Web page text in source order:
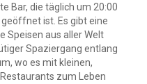
Bar, die täglich um 20:00
ist. Es gibt eine
Speisen aus aller Welt
Spaziergang entlang
wo es mit kleinen,
zum Leben